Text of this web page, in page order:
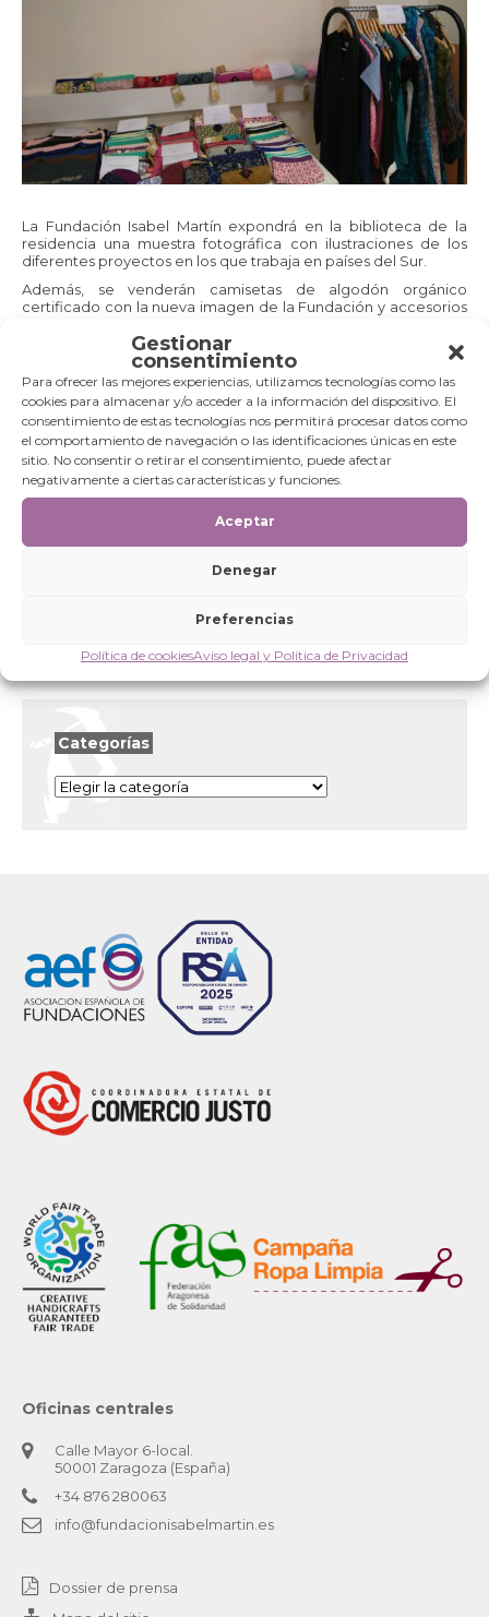
Gestionar
consentimiento
Para ofrecer las mejores experiencias, utilizamos tecnologías como las
cookies para almacenar y/o acceder a la información del dispositivo. El
consentimiento de estas tecnologías nos permitirá procesar datos como
el comportamiento de navegación o las identificaciones únicas en este
sitio. No consentir o retirar el consentimiento, puede afectar
negativamente a ciertas características y funciones.
Aceptar
Denegar
Preferencias
Política de cookiesAviso legal y Política de Privacidad
La Fundación Isabel Martín expondrá en la biblioteca de la
residencia una muestra fotográfica con ilustraciones de los
diferentes proyectos en los que trabaja en países del Sur.
Además, se venderán camisetas de algodón orgánico
certificado con la nueva imagen de la Fundación y accesorios
proyecto en el que colabora la Fundación Isabel Martín.
El lunes 10, a las 17.00 horas, la Fundación, en colaboración con
la Asociación de Swing de Aragón, SwingOn, amenizará la
tarde con una actuación de Lindy Hop, baile de moda durante
los años 30 y 40 con música swing.
Fundación Isabel Martín
La Fundación Isabel Martín es una ONG española, de ámbito
estatal, privada, aconfesional y apolítica, que trabaja en
proyectos de Cooperación Internacional al Desarrollo.
La organización nace con la vocación de continuar con el
legado de Isabel Martín, por lo que trabaja por el
empoderamiento de la mujer, promoviendo la educación, la
comunitario y la promoción de las personas basados en la
Categorías
Categorías
Oficinas centrales
Calle Mayor 6-local.
50001 Zaragoza (España)
+34 876 280063
info@fundacionisabelmartin.es
Dossier de prensa